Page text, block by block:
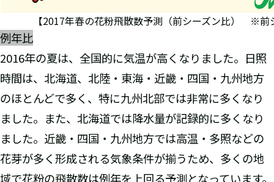
【2017年春の花粉飛散数予測（前シーズン比） ※前
例年比
2016年の夏は、全国的に気温が高くなりました。日照
時間は、北海道、北陸・東海・近畿・四国・九州地方
のほとんどで多く、特に九州北部では非常に多くなり
ました。また、北海道では降水量が記録的に多くなり
ました。近畿・四国・九州地方では高温・多照などの
花芽が多く形成される気象条件が揃うため、多くの地
域で花粉の飛散数は例年を上回る予測となっています。